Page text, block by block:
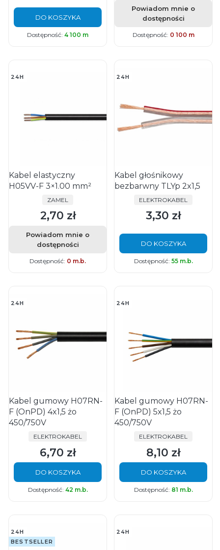
DO KOSZYKA
Dostępność: 4 100 m
Powiadom mnie o
dostępności
Dostępność: 0 100 m
24H
Kabel elastyczny
H05VV-F 3×1.00 mm²
PRODUCENT
ZAMEL
Cena
2,70 zł
Powiadom mnie o
dostępności
Dostępność: 0 m.b.
24H
Kabel głośnikowy
bezbarwny TLYp 2x1,5
PRODUCENT
ELEKTROKABEL
Cena
3,30 zł
DO KOSZYKA
Dostępność: 55 m.b.
24H
Kabel gumowy H07RN-
F (OnPD) 4x1,5 żo
450/750V
PRODUCENT
ELEKTROKABEL
Cena
6,70 zł
DO KOSZYKA
Dostępność: 42 m.b.
24H
Kabel gumowy H07RN-
F (OnPD) 5x1,5 żo
450/750V
PRODUCENT
ELEKTROKABEL
Cena
8,10 zł
DO KOSZYKA
Dostępność: 81 m.b.
24H
BESTSELLER
24H